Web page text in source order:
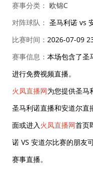
赛事分类： 欧锦C
对阵球队： 圣马利诺 vs
比赛时间： 2026-07-09
赛事信息： 本场包含了圣
进行免费视频直播。
火凤直播网为您提供圣马
圣马利诺直播和安道尔直
面或进入火凤直播网首页
诺 VS 安道尔比赛的朋友
赛事直播。